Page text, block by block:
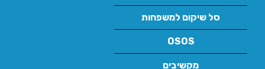
סל שיקום למשפחות
OSOS
מקשיבים